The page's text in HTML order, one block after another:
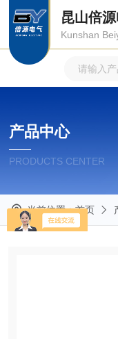
昆山倍
Kunshan
产品中心
PRODUCTS CENTER
当前位置：首页